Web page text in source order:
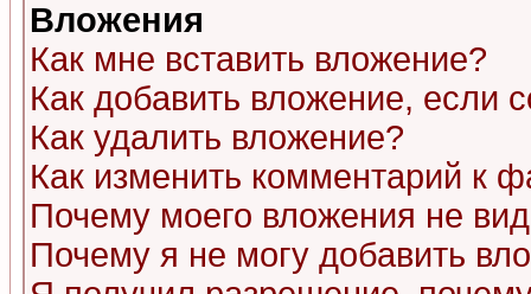
Вложения
Как мне вставить вложение?
Как добавить вложение, если
Как удалить вложение?
Как изменить комментарий к
Почему моего вложения не
Почему я не могу добавить